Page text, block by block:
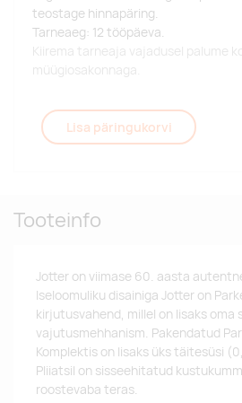
teostage hinnapäring.
Tarneaeg: 12 tööpäeva.
Kiirema tarneaja vajadusel palume
müügiosakonnaga.
Lisa päringukorvi
Tooteinfo
Jotter on viimase 60. aasta
Iseloomuliku disainiga Jotter on
kirjutusvahend, millel on lisaks oma
vajutusmehhanism. Pakendatud
Komplektis on lisaks üks täitesüsi
Pliiatsil on sisseehitatud
roostevaba teras.